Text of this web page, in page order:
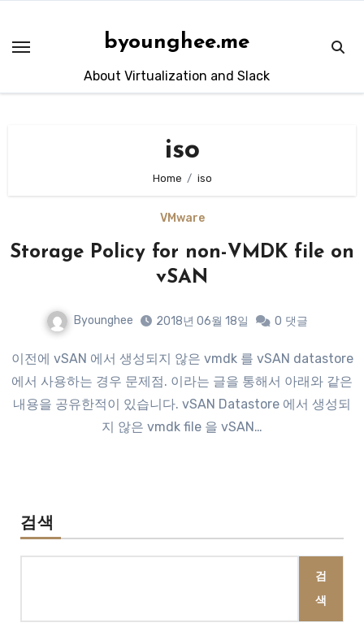
content
byounghee.me
About Virtualization and Slack
iso
Home iso
VMware
Storage Policy for non-VMDK file on
vSAN
Byounghee 2018년 06월 18일 0 댓글
이전에 vSAN 에서 생성되지 않은 vmdk 를 vSAN datastore
에서 사용하는 경우 문제점. 이라는 글을 통해서 아래와 같은
내용을 공유한적이 있습니다. vSAN Datastore 에서 생성되
지 않은 vmdk file 을 vSAN…
검색
검
색